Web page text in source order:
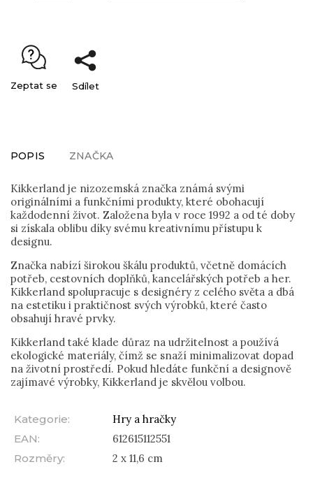
Zeptat se Sdílet
POPIS ZNAČKA
Kikkerland je nizozemská značka známá svými
originálními a funkčními produkty, které obohacují
každodenní život. Založena byla v roce 1992 a od té doby
si získala oblibu díky svému kreativnímu přístupu k
designu.
Značka nabízí širokou škálu produktů, včetně domácích
potřeb, cestovních doplňků, kancelářských potřeb a her.
Kikkerland spolupracuje s designéry z celého světa a dbá
na estetiku i praktičnost svých výrobků, které často
obsahují hravé prvky.
Kikkerland také klade důraz na udržitelnost a používá
ekologické materiály, čímž se snaží minimalizovat dopad
na životní prostředí. Pokud hledáte funkční a designově
zajímavé výrobky, Kikkerland je skvělou volbou.
Kategorie:
Hry a hračky
EAN:
612615112551
Rozměry: 2 x 11,6 cm